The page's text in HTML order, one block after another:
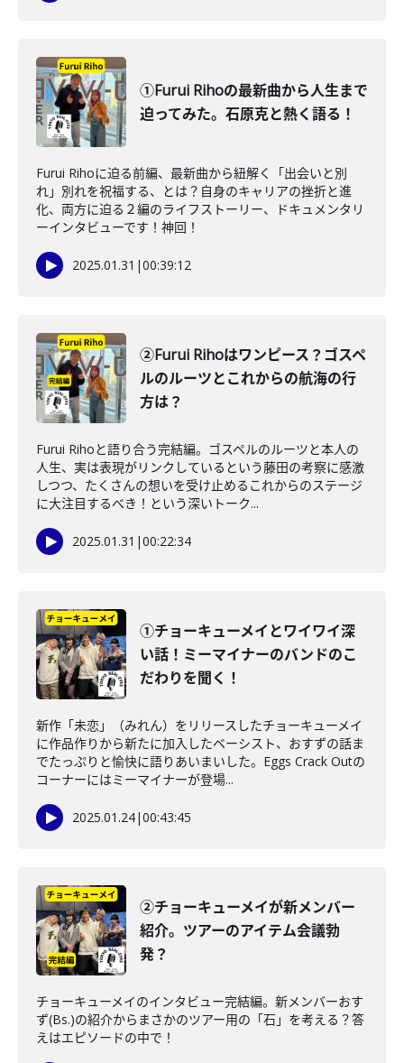
①Furui Rihoの最新曲から人生まで
迫ってみた。石原克と熱く語る！
Furui Rihoに迫る前編、最新曲から紐解く「出会いと別
れ」別れを祝福する、とは？自身のキャリアの挫折と進
化、両方に迫る２編のライフストーリー、ドキュメンタリ
ーインタビューです！神回！
2025.01.31 |00:39:12
②Furui Rihoはワンピース？ゴスペ
ルのルーツとこれからの航海の行
方は？
Furui Rihoと語り合う完結編。ゴスペルのルーツと本人の
人生、実は表現がリンクしているという藤田の考察に感激
しつつ、たくさんの想いを受け止めるこれからのステージ
に大注目するべき！という深いトーク...
2025.01.31 |00:22:34
①チョーキューメイとワイワイ深
い話！ミーマイナーのバンドのこ
だわりを聞く！
新作「未恋」（みれん）をリリースしたチョーキューメイ
に作品作りから新たに加入したベーシスト、おすずの話ま
でたっぷりと愉快に語りあいまいした。Eggs Crack Outの
コーナーにはミーマイナーが登場...
2025.01.24|00:43:45
②チョーキューメイが新メンバー
紹介。ツアーのアイテム会議勃
発？
チョーキューメイのインタビュー完結編。新メンバーおす
ず(Bs.)の紹介からまさかのツアー用の「石」を考える？答
えはエピソードの中で！